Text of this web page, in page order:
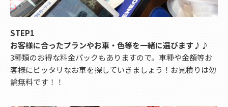
STEP1
お客様に合ったプランやお車・色等を一緒に選びます♪♪
3種類のお得な料金パックもありますので。車種や金額等お
客様にピッタリなお車を探していきましょう！お見積りは勿
論無料です！！